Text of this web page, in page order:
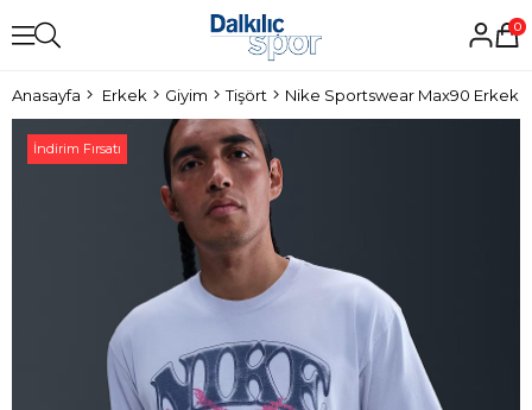
0
Anasayfa Erkek Giyim Tişört Nike Sportswear Max90 Erkek
İndirim Fırsatı